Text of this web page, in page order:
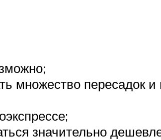
множество пересадок и
значительно